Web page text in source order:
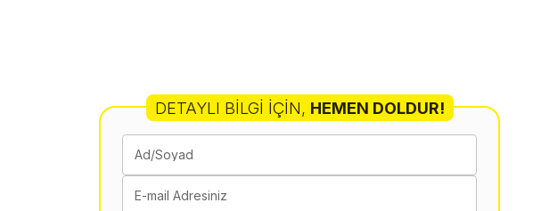
DETAYLI BILGI İÇIN, HEMEN DOLDUR!
Ad/Soyad
E-mail Adresiniz